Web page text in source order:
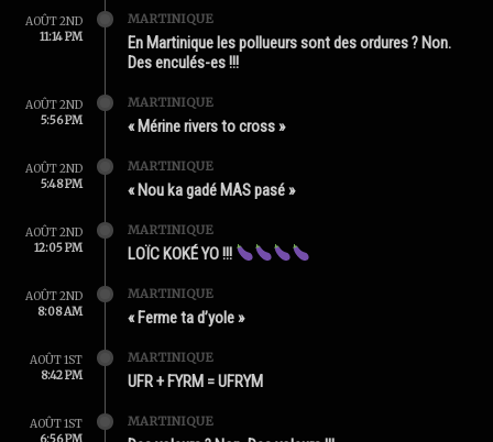
AOÛT 2ND
11:14 PM
MARTINIQUE
En Martinique les pollueurs sont des ordures ? Non.
Des enculés-es !!!
AOÛT 2ND
5:56 PM
MARTINIQUE
« Mérine rivers to cross »
AOÛT 2ND
5:48 PM
MARTINIQUE
« Nou ka gadé MAS pasé »
AOÛT 2ND
12:05 PM
MARTINIQUE
LOÏC KOKÉ YO !!!
AOÛT 2ND
8:08 AM
MARTINIQUE
« Ferme ta d’yole »
AOÛT 1ST
8:42 PM
MARTINIQUE
UFR + FYRM = UFRYM
AOÛT 1ST
6:56 PM
MARTINIQUE